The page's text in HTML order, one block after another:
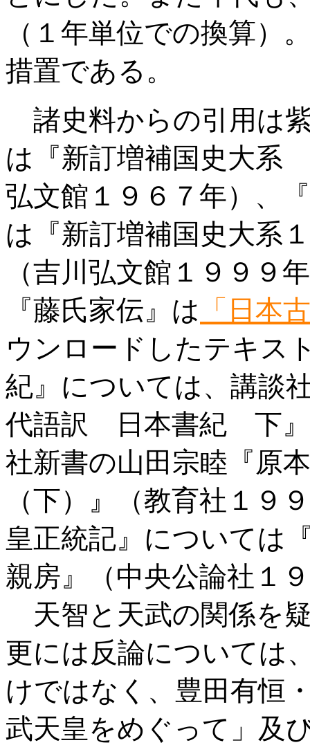
（１年単位での換算）
措置である。
諸史料からの引用は
は『新訂増補国史大
弘文館１９６７年）、
は『新訂増補国史大系
（吉川弘文館１９９９
『藤氏家伝』は 「日本
ウンロードしたテキス
紀』については、講談
代語訳 日本書紀 下』
社新書の山田宗睦『原
（下）』（教育社１９
皇正統記』については
親房』（中央公論社１
天智と天武の関係を
更には反論については
けではなく、豊田有恒
武天皇をめぐって」及